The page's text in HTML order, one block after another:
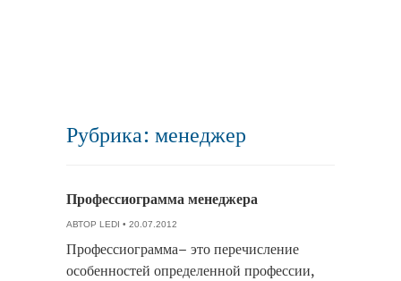
Рубрика: менеджер
Профессиограмма менеджера
АВТОР LEDI • 20.07.2012
Профессиограмма– это перечисление
особенностей определенной профессии,